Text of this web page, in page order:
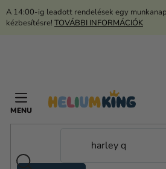
Ugrás
A 14:00-ig leadott rendelések egy
kézbesítésre! TOVÁBBI INFORMÁCIÓK